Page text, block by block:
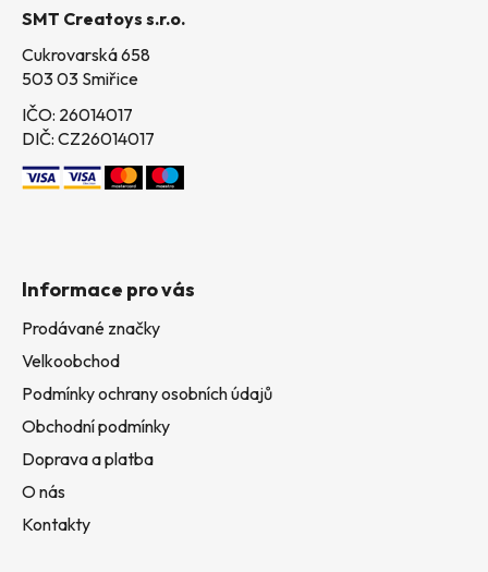
SMT Creatoys s.r.o.
Cukrovarská 658
503 03 Smiřice
IČO: 26014017
DIČ: CZ26014017
Informace pro vás
Prodávané značky
Velkoobchod
Podmínky ochrany osobních údajů
Obchodní podmínky
Doprava a platba
O nás
Kontakty